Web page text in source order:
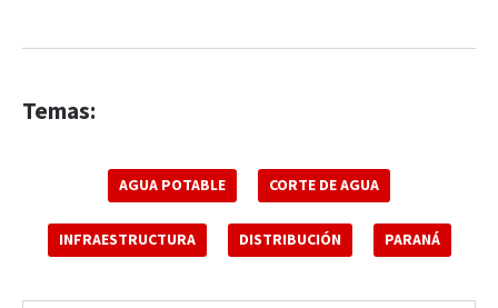
Temas:
AGUA POTABLE CORTE DE AGUA
INFRAESTRUCTURA DISTRIBUCIÓN PARANÁ